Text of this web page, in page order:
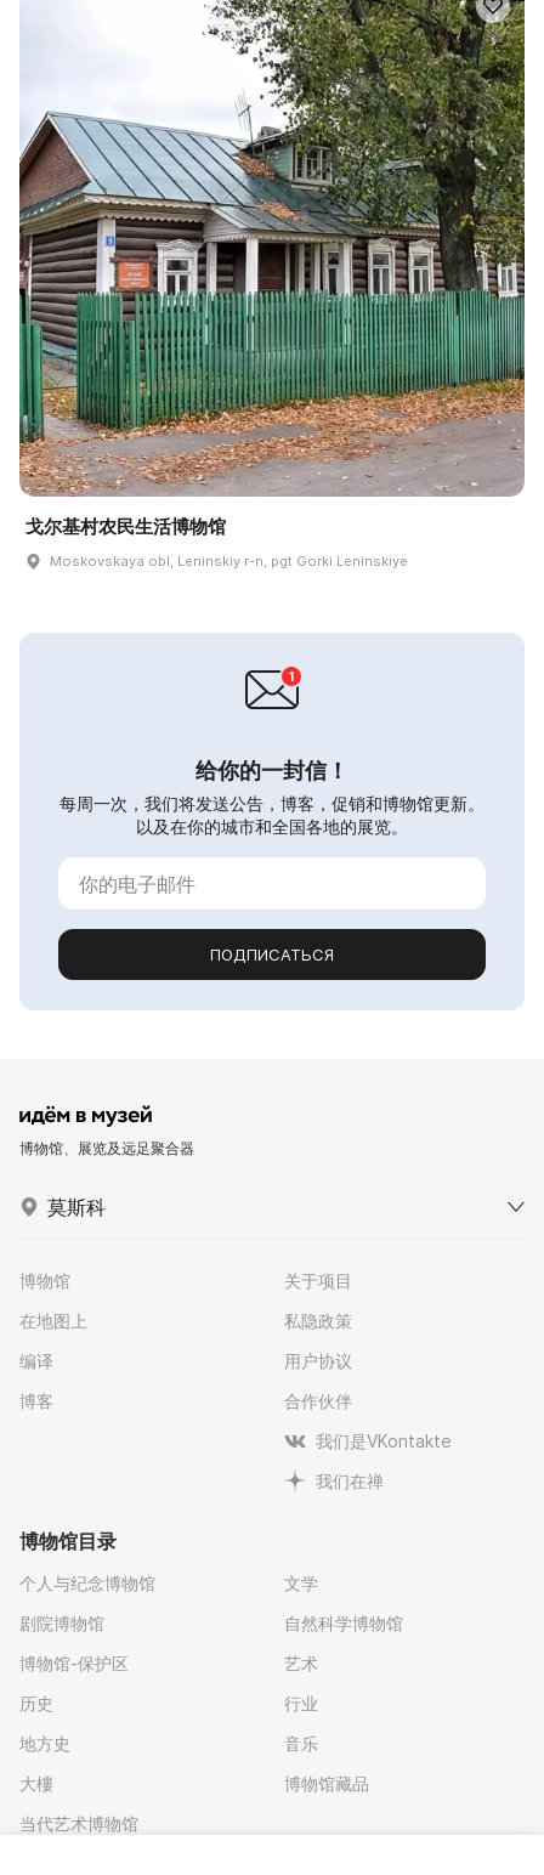
戈尔基村农民生活博物馆
Moskovskaya obl, Leninskiy r-n, pgt Gorki Leninskiye
给你的一封信！
每周一次，我们将发送公告，博客，促销和博物馆更新。
以及在你的城市和全国各地的展览。
ПОДПИСАТЬСЯ
博物馆、展览及远足聚合器
莫斯科
博物馆
在地图上
编译
博客
关于项目
私隐政策
用户协议
合作伙伴
我们是VKontakte
我们在禅
博物馆目录
个人与纪念博物馆
剧院博物馆
博物馆-保护区
历史
地方史
大樓
当代艺术博物馆
文学
自然科学博物馆
艺术
行业
音乐
博物馆藏品